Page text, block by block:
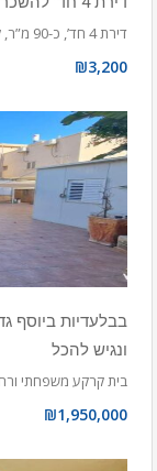
דירת 4 חד’, כ-90 מ”ר, קומה 3/3. הנכס שמור…
₪3,200
בבלעדיות ביוסף
ונגיש להכל
בית קרקע משפחתי
₪1,950,000